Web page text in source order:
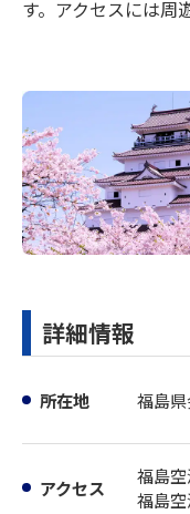
す。アクセスには周
詳細情報
所在地 福島
アクセス
福島
福島